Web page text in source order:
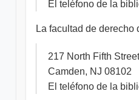
El teléfono de la
La facultad de
217 North Fifth Street
Camden, NJ 08102
El teléfono de la